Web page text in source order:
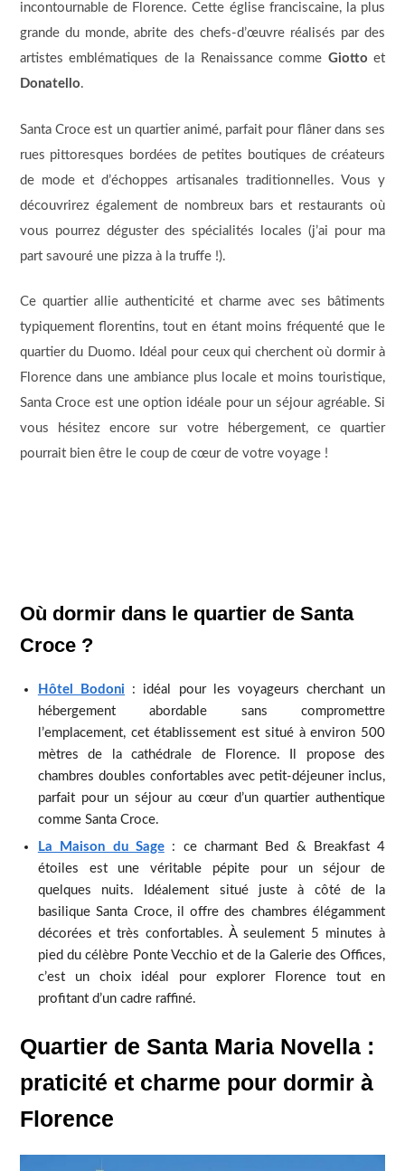
incontournable de Florence. Cette église franciscaine, la plus
grande du monde, abrite des chefs-d’œuvre réalisés par des
artistes emblématiques de la Renaissance comme Giotto et
Donatello.
Santa Croce est un quartier animé, parfait pour flâner dans ses
rues pittoresques bordées de petites boutiques de créateurs
de mode et d’échoppes artisanales traditionnelles. Vous y
découvrirez également de nombreux bars et restaurants où
vous pourrez déguster des spécialités locales (j’ai pour ma
part savouré une pizza à la truffe !).
Ce quartier allie authenticité et charme avec ses bâtiments
typiquement florentins, tout en étant moins fréquenté que le
quartier du Duomo. Idéal pour ceux qui cherchent où dormir à
Florence dans une ambiance plus locale et moins touristique,
Santa Croce est une option idéale pour un séjour agréable. Si
vous hésitez encore sur votre hébergement, ce quartier
pourrait bien être le coup de cœur de votre voyage !
Où dormir dans le quartier de Santa
Croce ?
Hôtel Bodoni : idéal pour les voyageurs cherchant un
hébergement abordable sans compromettre
l’emplacement, cet établissement est situé à environ 500
mètres de la cathédrale de Florence. Il propose des
chambres doubles confortables avec petit-déjeuner inclus,
parfait pour un séjour au cœur d’un quartier authentique
comme Santa Croce.
La Maison du Sage: ce charmant Bed & Breakfast 4
étoiles est une véritable pépite pour un séjour de
quelques nuits. Idéalement situé juste à côté de la
basilique Santa Croce, il offre des chambres élégamment
décorées et très confortables. À seulement 5 minutes à
pied du célèbre Ponte Vecchio et de la Galerie des Offices,
c’est un choix idéal pour explorer Florence tout en
profitant d’un cadre raffiné.
Quartier de Santa Maria Novella :
praticité et charme pour dormir à
Florence